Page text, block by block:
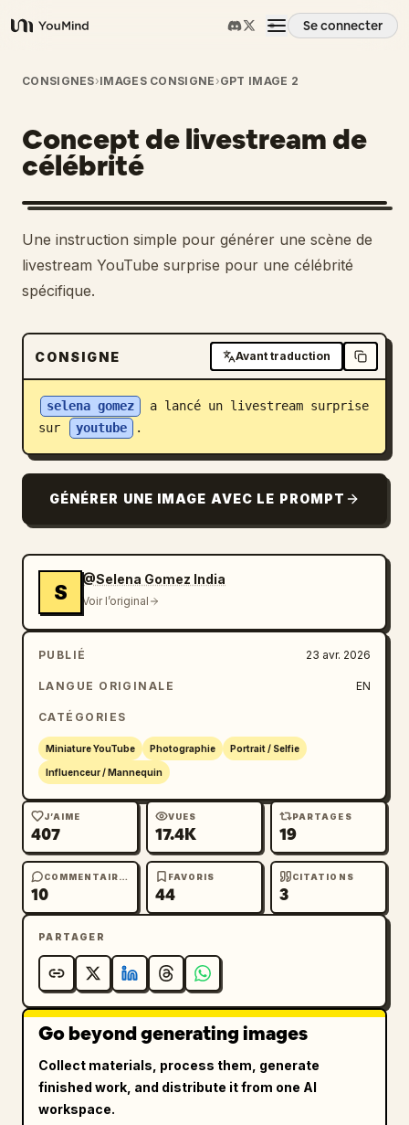
YouMind
Se connecter
Aperçu
Cas d'usage
Compétences
Invites
Télécharger
Blog
Mises à jour
CONSIGNES›IMAGES CONSIGNE ›GPT IMAGE 2
Concept de livestream de
célébrité
Une instruction simple pour générer une scène de
livestream YouTube surprise pour une célébrité
spécifique.
CONSIGNE Avant traduction
selena gomez
a lancé un livestream surprise
sur
youtube .
GÉNÉRER UNE IMAGE AVEC LE PROMPT
S
@Selena Gomez India
Voir l’original
PUBLIÉ 23 avr. 2026
LANGUE ORIGINALE EN
CATÉGORIES
Miniature YouTube Photographie Portrait / Selfie
Influenceur / Mannequin
J’AIME
407
VUES
17.4K
PARTAGES
19
COMMENTAIRES
10
FAVORIS
44
CITATIONS
3
PARTAGER
Go beyond generating images
Collect materials, process them, generate
finished work, and distribute it from one AI
workspace.